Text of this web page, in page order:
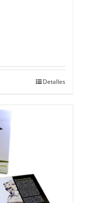
Detalles